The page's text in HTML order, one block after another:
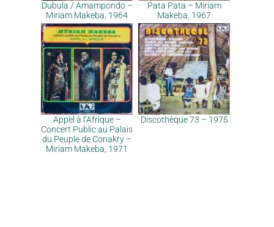
Dubula / Amampondo –
Miriam Makeba, 1964
Pata Pata – Miriam
Makeba, 1967
Appel à l’Afrique –
Concert Public au Palais
du Peuple de Conakry –
Miriam Makeba, 1971
Discothèque 73 – 1975